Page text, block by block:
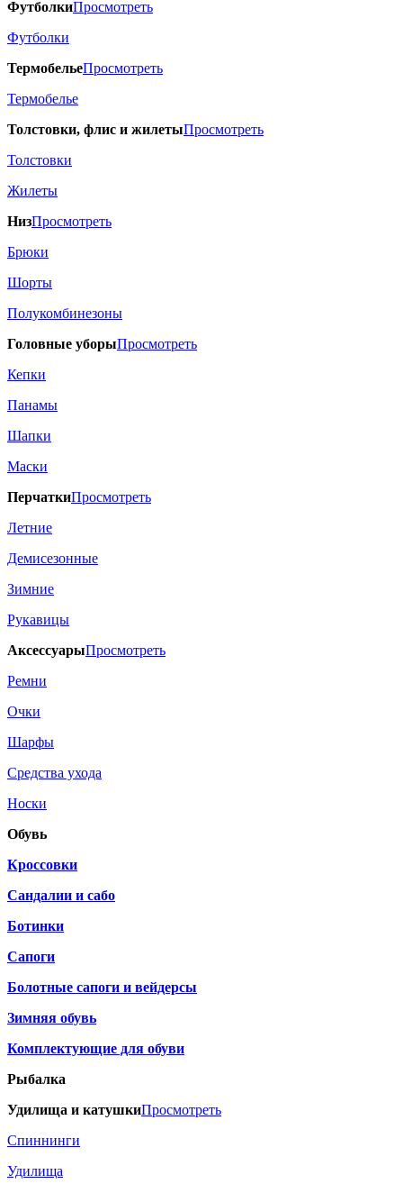
ФутболкиПросмотреть
Футболки
ТермобельеПросмотреть
Термобелье
Толстовки, флис и жилетыПросмотреть
Толстовки
Жилеты
НизПросмотреть
Брюки
Шорты
Полукомбинезоны
Головные уборыПросмотреть
Кепки
Панамы
Шапки
Маски
ПерчаткиПросмотреть
Летние
Демисезонные
Зимние
Рукавицы
АксессуарыПросмотреть
Ремни
Очки
Шарфы
Средства ухода
Носки
Обувь
Кроссовки
Сандалии и сабо
Ботинки
Сапоги
Болотные сапоги и вейдерсы
Зимняя обувь
Комплектующие для обуви
Рыбалка
Удилища и катушкиПросмотреть
Спиннинги
Удилища